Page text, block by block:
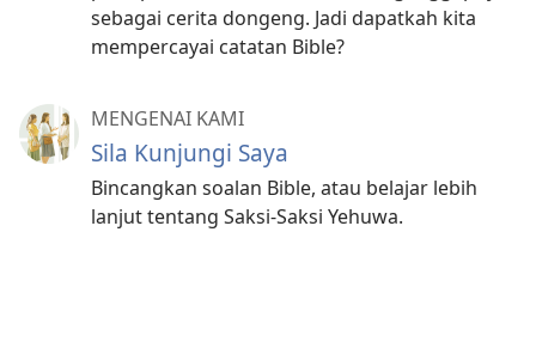
sebagai cerita dongeng. Jadi dapatkah kita
mempercayai catatan Bible?
MENGENAI KAMI
Sila Kunjungi Saya
Bincangkan soalan Bible, atau belajar lebih
lanjut tentang Saksi-Saksi Yehuwa.